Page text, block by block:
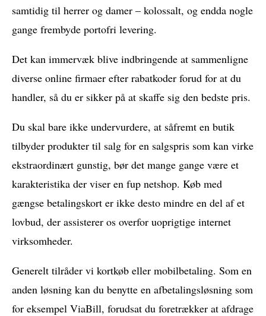
samtidig til herrer og damer – kolossalt, og endda nogle
gange frembyde portofri levering.
Det kan immervæk blive indbringende at sammenligne
diverse online firmaer efter rabatkoder forud for at du
handler, så du er sikker på at skaffe sig den bedste pris.
Du skal bare ikke undervurdere, at såfremt en butik
tilbyder produkter til salg for en salgspris som kan virke
ekstraordinært gunstig, bør det mange gange være et
karakteristika der viser en fup netshop. Køb med
gængse betalingskort er ikke desto mindre en del af et
lovbud, der assisterer os overfor uoprigtige internet
virksomheder.
Generelt tilråder vi kortkøb eller mobilbetaling. Som en
anden løsning kan du benytte en afbetalingsløsning som
for eksempel ViaBill, forudsat du foretrækker at afdrage